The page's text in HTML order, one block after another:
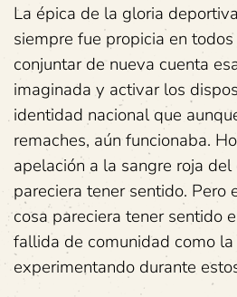
La épica de la gloria
siempre fue propicia en
conjuntar de nueva cuenta
imaginada y activar los
identidad nacional que
remaches, aún funcionaba.
apelación a la sangre roja del
pareciera tener sentido. Pero
cosa pareciera tener sentido
fallida de comunidad como
experimentando durante